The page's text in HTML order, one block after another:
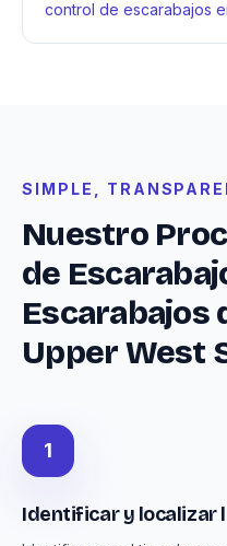
control de escarabajos
SIMPLE,
Nuestro
de
Escarabajos
Upper West
1
Identificar y localizar